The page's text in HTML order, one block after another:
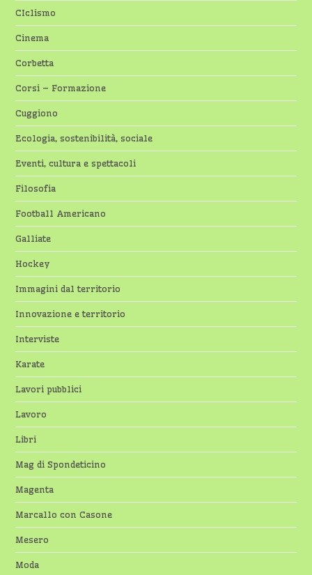
CIclismo
Cinema
Corbetta
Corsi – Formazione
Cuggiono
Ecologia, sostenibilità, sociale
Eventi, cultura e spettacoli
Filosofia
Football Americano
Galliate
Hockey
Immagini dal territorio
Innovazione e territorio
Interviste
Karate
Lavori pubblici
Lavoro
Libri
Mag di Spondeticino
Magenta
Marcallo con Casone
Mesero
Moda